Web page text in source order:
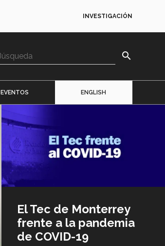
INVESTIGACIÓN
search
EVENTOS ENGLISH
o
El Tec de Monterrey
frente a la pandemia
de COVID-19